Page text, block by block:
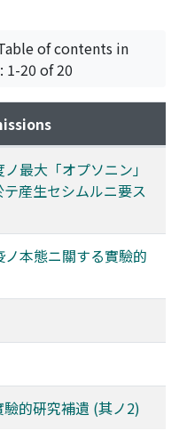
of contents in
1-20 of 20
最大「オプソニン」
産生セシムルニ要ス
本態ニ關する實驗的
的硏究補遺 (其ノ2)